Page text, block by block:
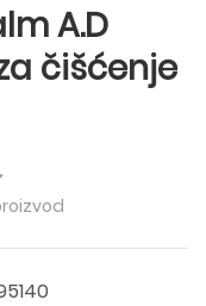
A.D
čišćenje